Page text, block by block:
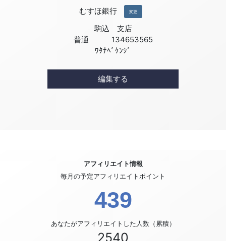
むすほ銀行 変更
駒込 支店
普通 134653565
ﾜﾀﾅﾍﾞｹﾝｼﾞ
編集する
アフィリエイト情報
毎月の予定アフィリエイトポイント
439
あなたがアフィリエイトした人数（累積）
2540